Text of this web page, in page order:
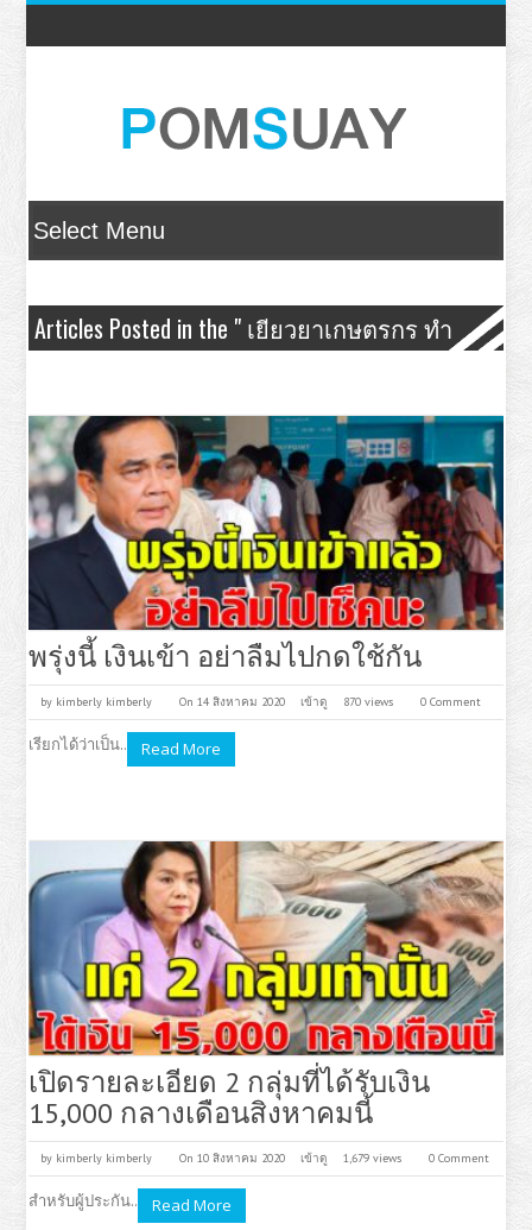
Articles Posted in the " เยียวยาเกษตรกร ทํา
อย่างไร " Category
พรุ่งนี้ เงินเข้า อย่าลืมไปกดใช้กัน
by kimberly kimberly On 14 สิงหาคม 2020 เข้าดู 870 views 0 Comment
เรียกได้ว่าเป็น.. Read More
เปิดรายละเอียด 2 กลุ่มที่ได้รับเงิน
15,000 กลางเดือนสิงหาคมนี้
by kimberly kimberly On 10 สิงหาคม 2020 เข้าดู 1,679 views 0 Comment
สำหรับผู้ประกัน.. Read More